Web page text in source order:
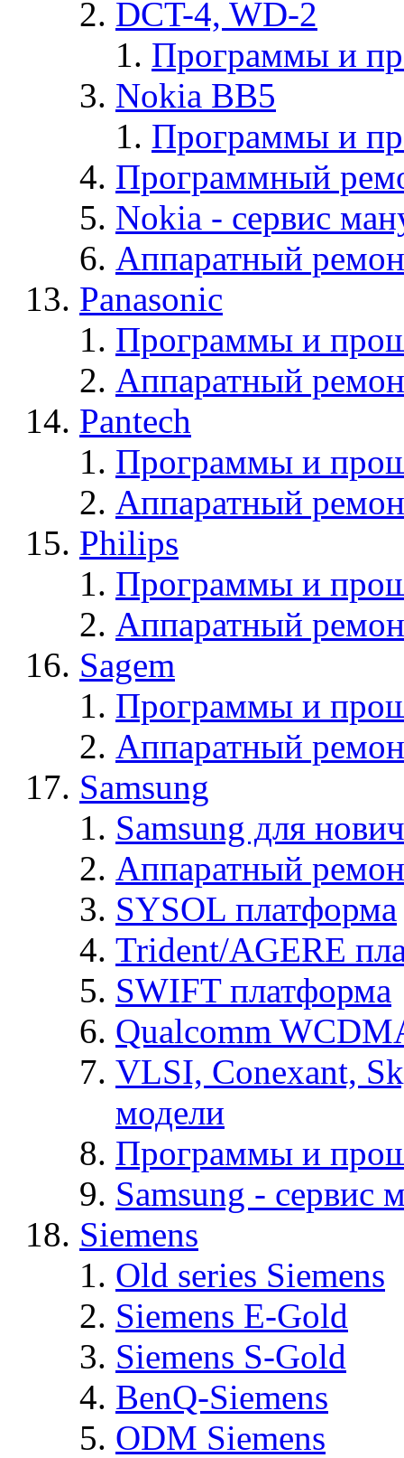
DCT-4, WD-2
Программы и
Nokia BB5
Программы и
Программный
Nokia - cервис
Аппаратный
Panasonic
Программы и
Аппаратный
Pantech
Программы и
Аппаратный
Philips
Программы и
Аппаратный
Sagem
Программы и
Аппаратный
Samsung
Samsung для
Аппаратный
SYSOL платформа
Trident/AGERE
SWIFT платформа
Qualcomm
VLSI, Conexant,
модели
Программы и
Samsung - cервис
Siemens
Old series Siemens
Siemens E-Gold
Siemens S-Gold
BenQ-Siemens
ODM Siemens